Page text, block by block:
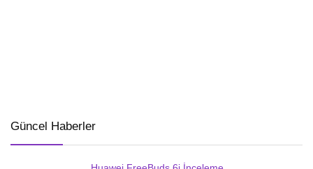
Güncel Haberler